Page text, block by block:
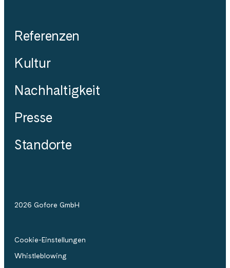
Referenzen
Kultur
Nachhaltigkeit
Presse
Standorte
2026 Gofore GmbH
Cookie-Einstellungen
Whistleblowing